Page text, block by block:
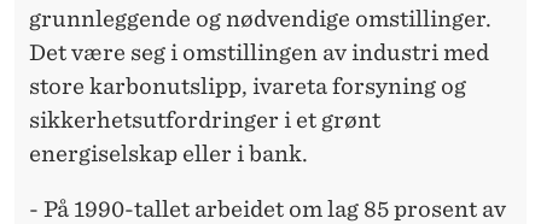
grunnleggende og nødvendige omstillinger.
Det være seg i omstillingen av industri med
store karbonutslipp, ivareta forsyning og
sikkerhetsutfordringer i et grønt
energiselskap eller i bank.
- På 1990-tallet arbeidet om lag 85 prosent av